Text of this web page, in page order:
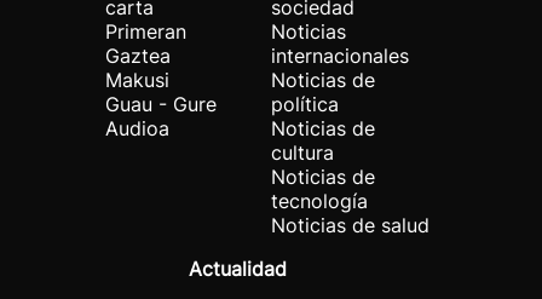
carta
Primeran
Gaztea
Makusi
Guau - Gure
Audioa
sociedad
Noticias
internacionales
Noticias de
política
Noticias de
cultura
Noticias de
tecnología
Noticias de salud
Actualidad